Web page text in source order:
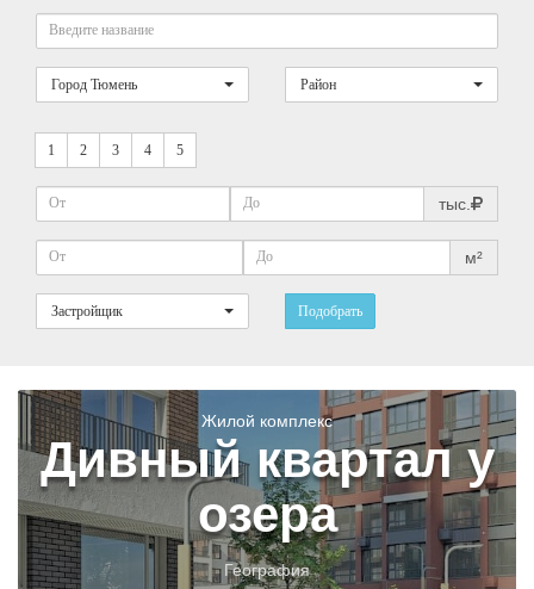
Город Тюмень Район
1 2 3 4 5
тыс.
м²
Застройщик Подобрать
Жилой комплекс
Дивный квартал у
озера
География